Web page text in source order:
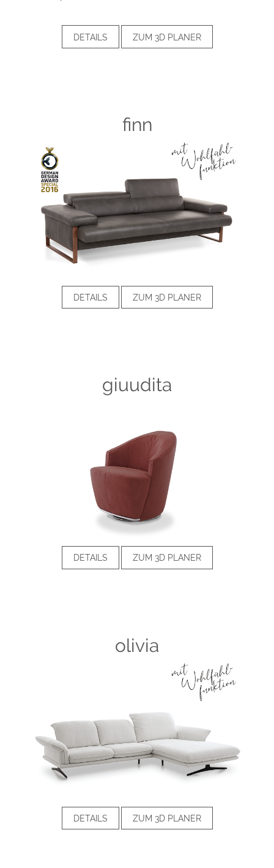
DETAILS ZUM 3D PLANER
finn
DETAILS ZUM 3D PLANER
giuudita
DETAILS ZUM 3D PLANER
olivia
DETAILS ZUM 3D PLANER